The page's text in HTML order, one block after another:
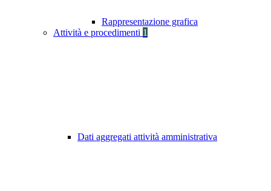
Rappresentazione grafica
Attività e procedimenti 1
Dati aggregati attività amministrativa